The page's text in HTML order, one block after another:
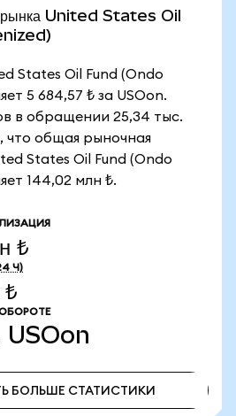
рынка United States Oil
States Oil Fund (Ondo
5 684,57 ₺ за USOon.
в обращении 25,34 тыс.
что общая рыночная
States Oil Fund (Ondo
144,02 млн ₺.
₺
Ч)
USOon
БОЛЬШЕ СТАТИСТИКИ